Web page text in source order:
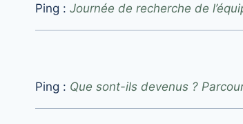
Ping : Journée de recherche de
Ping : Que sont-ils devenus ?